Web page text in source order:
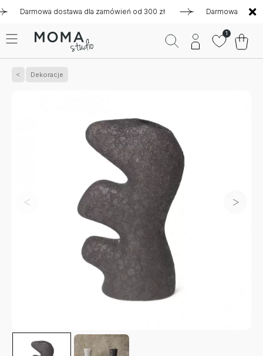
dostawa dla zamówień od 300 zł Darmowa dostawa
1
Dekoracje